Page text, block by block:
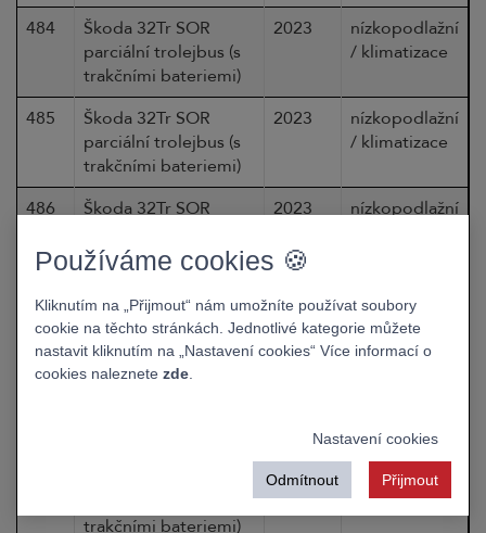
484
Škoda 32Tr SOR
parciální trolejbus (s
trakčními bateriemi)
2023
nízkopodlažní
/ klimatizace
485
Škoda 32Tr SOR
parciální trolejbus (s
trakčními bateriemi)
2023
nízkopodlažní
/ klimatizace
486
Škoda 32Tr SOR
trakčními bateriemi)
2023
nízkopodlažní
487
Škoda 32Tr SOR
parciální trolejbus (s
trakčními bateriemi)
2023
nízkopodlažní
/ klimatizace
trakčními bateriemi)
2024
nízkopodlažní
/ klimatizace
Používáme cookies 🍪
Kliknutím na „Přijmout“ nám umožníte používat soubory
cookie na těchto stránkách. Jednotlivé kategorie můžete
nastavit kliknutím na „Nastavení cookies“ Více informací o
cookies naleznete zde
Nastavení cookies
Odmítnout Přijmout